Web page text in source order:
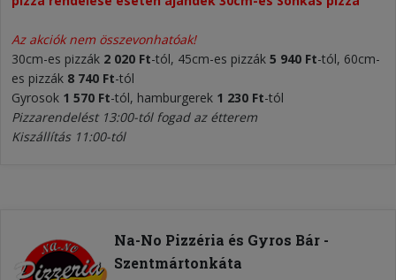
Az akciók nem összevonhatóak!
30cm-es pizzák 2 020 Ft-tól, 45cm-es pizzák 5 940 Ft-tól, 60cm-
es pizzák 8 740 Ft-tól
Gyrosok 1 570 Ft-tól, hamburgerek 1 230 Ft-tól
Pizzarendelést 13:00-tól fogad az étterem
Kiszállítás 11:00-tól
Na-No Pizzéria és Gyros Bár -
Szentmártonkáta